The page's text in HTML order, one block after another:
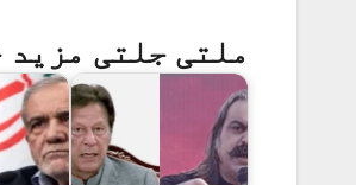
ملتی جلتی مزید